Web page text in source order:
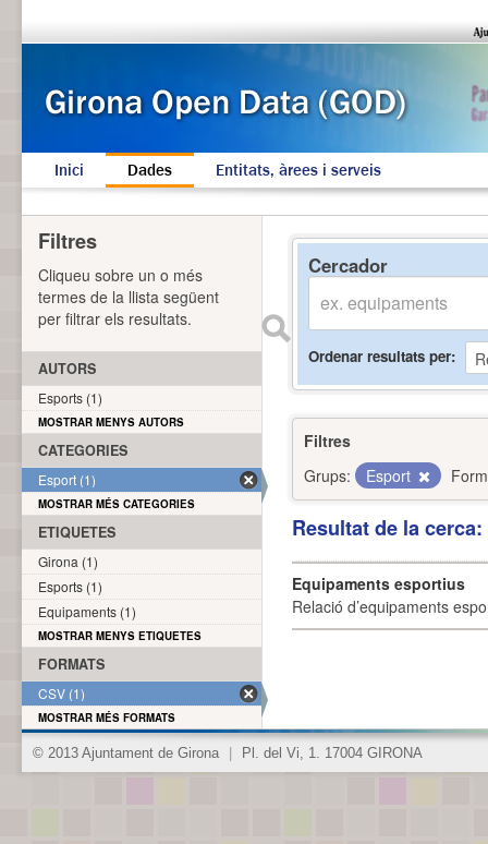
Inici Dades Entitats, àrees i serveis
Cercador
Ordenar resultats per
Filtres
Grups:
Esport
Resultat de la
Equipaments esportius
Relació d’equipaments
Filtres
Cliqueu sobre un o més
termes de la llista següent
per filtrar els resultats.
AUTORS
Esports (1)
MOSTRAR MENYS AUTORS
CATEGORIES
Esport (1)
MOSTRAR MÉS CATEGORIES
ETIQUETES
Girona (1)
Esports (1)
Equipaments (1)
MOSTRAR MENYS ETIQUETES
FORMATS
CSV (1)
MOSTRAR MÉS FORMATS
© 2013 Ajuntament de Girona Pl. del Vi, 1. 17004 GIRONA